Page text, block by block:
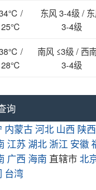
/
25℃
东风 3-4级 /
3-4级
/
28℃
南风 ≤3级 / 西
3-4级
询
内蒙古河北 山西 陕西
江苏 湖北 浙江 安徽
广西 海南 直辖市北
台湾